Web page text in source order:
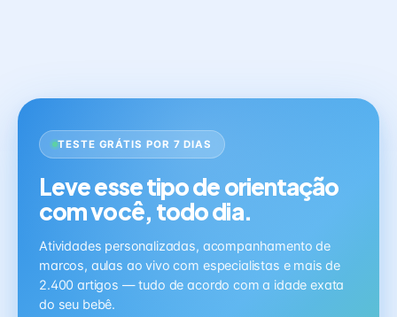
TESTE GRÁTIS POR 7 DIAS
Leve esse tipo de orientação
com você, todo dia.
Atividades personalizadas, acompanhamento de
marcos, aulas ao vivo com especialistas e mais de
2.400 artigos — tudo de acordo com a idade exata
do seu bebê.